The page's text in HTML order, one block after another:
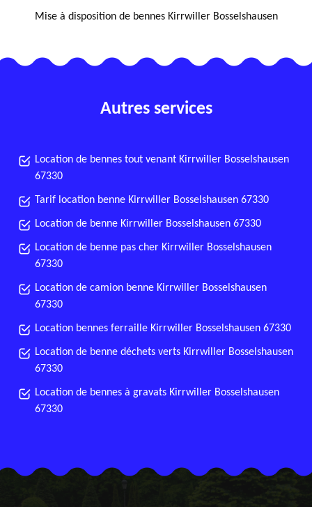
Mise à disposition de bennes Kirrwiller Bosselshausen
Autres services
Location de bennes tout venant Kirrwiller Bosselshausen
67330
Tarif location benne Kirrwiller Bosselshausen 67330
Location de benne Kirrwiller Bosselshausen 67330
Location de benne pas cher Kirrwiller Bosselshausen
67330
Location de camion benne Kirrwiller Bosselshausen
67330
Location bennes ferraille Kirrwiller Bosselshausen 67330
Location de benne déchets verts Kirrwiller Bosselshausen
67330
Location de bennes à gravats Kirrwiller Bosselshausen
67330